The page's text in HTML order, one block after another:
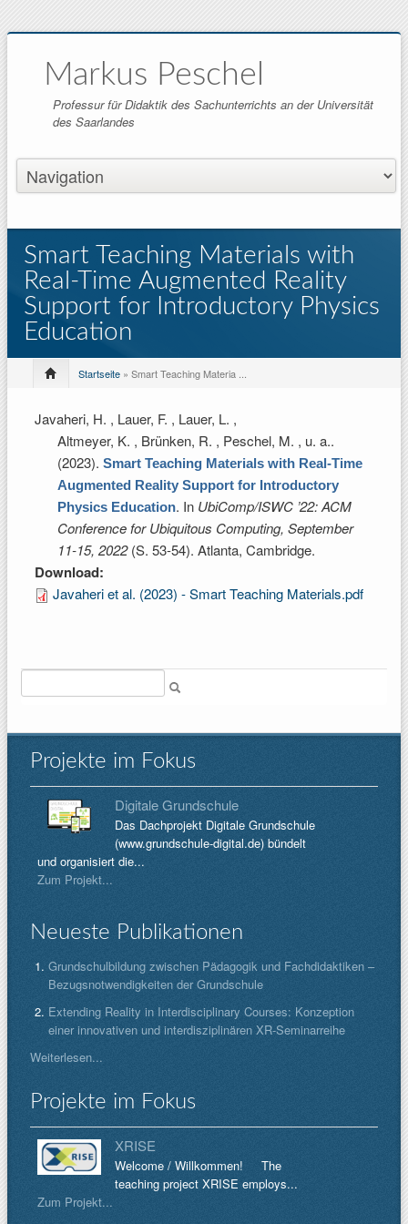
Markus Peschel
Professur für Didaktik des Sachunterrichts an der Universität
des Saarlandes
Smart Teaching Materials with
Real-Time Augmented Reality
Support for Introductory Physics
Education
Startseite » Smart Teaching Materia ...
Javaheri, H. , Lauer, F. , Lauer, L. ,
Altmeyer, K. , Brünken, R. , Peschel, M. , u. a..
(2023). Smart Teaching Materials with Real-Time
Augmented Reality Support for Introductory
Physics Education. In UbiComp/ISWC ’22: ACM
Conference for Ubiquitous Computing, September
11-15, 2022(S. 53-54). Atlanta, Cambridge.
Download:
Javaheri et al. (2023) - Smart Teaching Materials.pdf
Projekte im Fokus
Digitale Grundschule
Das Dachprojekt Digitale Grundschule
(www.grundschule-digital.de) bündelt
und organisiert die...
Zum Projekt...
Neueste Publikationen
Grundschulbildung zwischen Pädagogik und Fachdidaktiken –
Bezugsnotwendigkeiten der Grundschule
Extending Reality in Interdisciplinary Courses: Konzeption
einer innovativen und interdisziplinären XR-Seminarreihe
Weiterlesen...
Projekte im Fokus
XRISE
Welcome / Willkommen! The
teaching project XRISE employs...
Zum Projekt...